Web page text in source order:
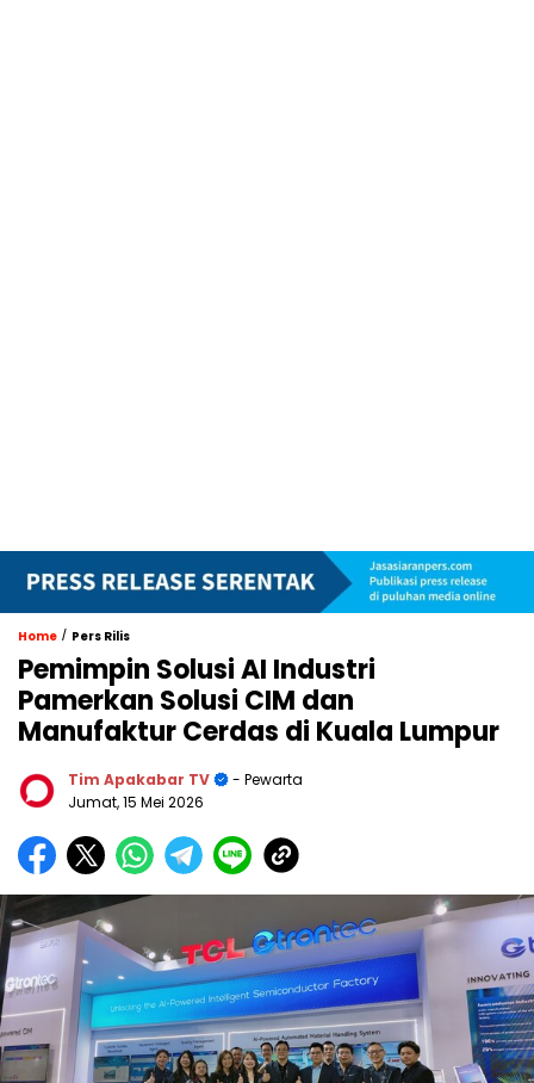
Home / Pers Rilis
Pemimpin Solusi AI Industri
Pamerkan Solusi CIM dan
Manufaktur Cerdas di Kuala Lumpur
Tim Apakabar TV
- Pewarta
Jumat, 15 Mei 2026